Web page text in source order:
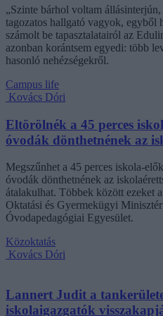
„Szinte bárhol voltam
tagozatos hallgató vagyok, egyből
számolt be tapasztalatairól az
azonban korántsem egyedi: több
hasonló nehézségekről.
Campus life
Kovács Dóri
Eltörölnék a 45 perces
óvodák dönthetnének az
Megszűnhet a 45 perces iskola-
óvodák dönthetnének az
átalakulhat. Többek között ezeket
Oktatási és Gyermekügyi
Óvodapedagógiai Egyesület.
Közoktatás
Kovács Dóri
Lannert Judit a
iskolaigazgatók